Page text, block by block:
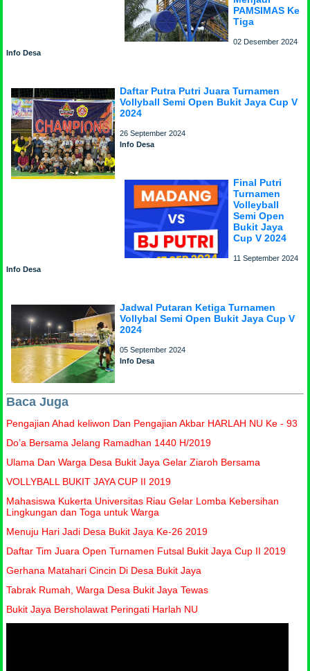
PAMSIMAS Ke
Tiga
02 Desember 2024
Info Desa
Daftar Putra Putri Juara Turnamen
Vollyball Semi Open Bukit Jaya Cup V
2024
26 September 2024
Info Desa
Final Putri
Turnamen
Volleyball
Semi Open
Bukit Jaya
Cup V 2024
11 September 2024
Info Desa
Jadwal Putaran Ketiga Turnamen
Vollybal Semi Open Bukit Jaya Cup V
2024
05 September 2024
Info Desa
Baca Juga
Pengajian Ahad keliwon Dan Pengajian Akbar HARLAH NU Ke - 93
Do’a Bersama Jelang Ramadhan 1440 H/2019
Ulama Dan Warga Desa Bukit Jaya Gelar Ziaroh Bersama
VOLLYBALL BUKIT JAYA CUP II 2019
Mahasiswa Kukerta Universitas Riau Gelar Lomba Kebersihan
Lingkungan dan Toga untuk Warga
Menuju Hari Jadi Desa Bukit Jaya Ke-26 2019
Daftar Tim Juara Open Turnamen Futsal Bukit Jaya Cup II 2019
Gerhana Matahari Cincin Di Desa Bukit Jaya
Tabrak Rumah, Warga Desa Bukit Jaya Tewas
Bukit Jaya Bersholawat Peringati Harlah NU